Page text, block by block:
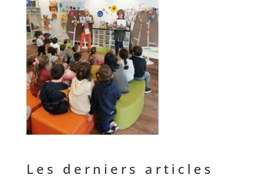
Les derniers articles